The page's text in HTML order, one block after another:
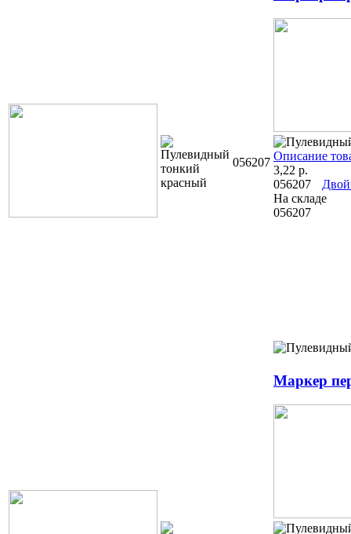
056207
Описание
3,22 р.
056207
На складе
056207
Маркер